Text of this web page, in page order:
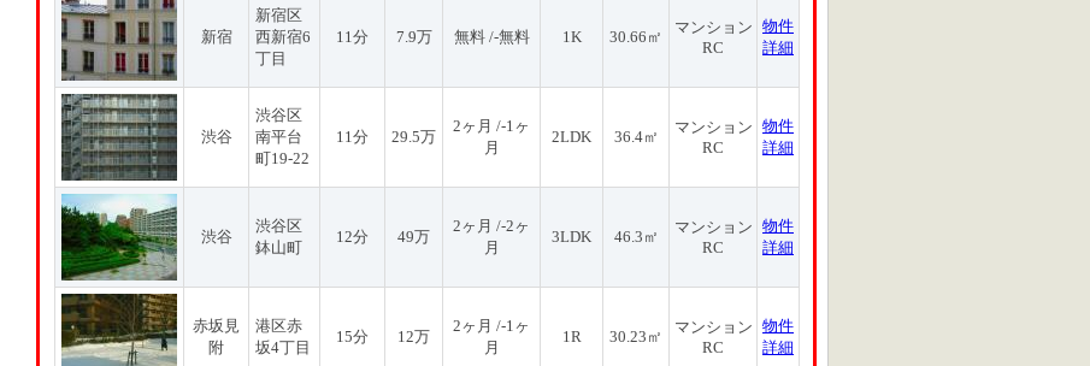
新宿
新宿区
西新宿6
丁目
11分 7.9万 無料 /-無料 1K 30.66㎡
マンション
RC
物件
詳細
渋谷
渋谷区
南平台
町19-22
11分 29.5万
2ヶ月 /-1ヶ
月
2LDK 36.4㎡
マンション
RC
物件
詳細
渋谷
渋谷区
鉢山町
12分 49万
2ヶ月 /-2ヶ
月
3LDK 46.3㎡
マンション
RC
物件
詳細
赤坂見
附
港区赤
坂4丁目
15分 12万
2ヶ月 /-1ヶ
月
1R 30.23㎡
マンション
RC
物件
詳細